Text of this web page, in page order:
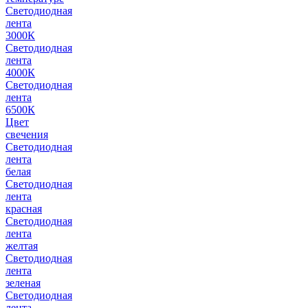
Светодиодная
лента
3000К
Светодиодная
лента
4000К
Светодиодная
лента
6500К
Цвет
свечения
Светодиодная
лента
белая
Светодиодная
лента
красная
Светодиодная
лента
желтая
Светодиодная
лента
зеленая
Светодиодная